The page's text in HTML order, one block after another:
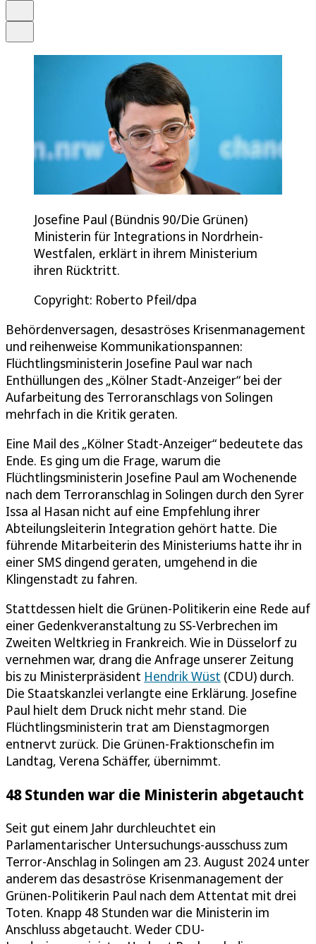
Josefine Paul (Bündnis 90/Die Grünen)
Ministerin für Integrations in Nordrhein-
Westfalen, erklärt in ihrem Ministerium
ihren Rücktritt.
Copyright: Roberto Pfeil/dpa
Behördenversagen, desaströses Krisenmanagement
und reihenweise Kommunikationspannen:
Flüchtlingsministerin Josefine Paul war nach
Enthüllungen des „Kölner Stadt-Anzeiger“ bei der
Aufarbeitung des Terroranschlags von Solingen
mehrfach in die Kritik geraten.
Eine Mail des „Kölner Stadt-Anzeiger“ bedeutete das
Ende. Es ging um die Frage, warum die
Flüchtlingsministerin Josefine Paul am Wochenende
nach dem Terroranschlag in Solingen durch den Syrer
Issa al Hasan nicht auf eine Empfehlung ihrer
Abteilungsleiterin Integration gehört hatte. Die
führende Mitarbeiterin des Ministeriums hatte ihr in
einer SMS dingend geraten, umgehend in die
Klingenstadt zu fahren.
Stattdessen hielt die Grünen-Politikerin eine Rede auf
einer Gedenkveranstaltung zu SS-Verbrechen im
Zweiten Weltkrieg in Frankreich. Wie in Düsselorf zu
vernehmen war, drang die Anfrage unserer Zeitung
bis zu Ministerpräsident Hendrik Wüst (CDU) durch.
Die Staatskanzlei verlangte eine Erklärung. Josefine
Paul hielt dem Druck nicht mehr stand. Die
Flüchtlingsministerin trat am Dienstagmorgen
entnervt zurück. Die Grünen-Fraktionschefin im
Landtag, Verena Schäffer, übernimmt.
48 Stunden war die Ministerin abgetaucht
Seit gut einem Jahr durchleuchtet ein
Parlamentarischer Untersuchungs-ausschuss zum
Terror-Anschlag in Solingen am 23. August 2024 unter
anderem das desaströse Krisenmanagement der
Grünen-Politikerin Paul nach dem Attentat mit drei
Toten. Knapp 48 Stunden war die Ministerin im
Anschluss abgetaucht. Weder CDU-